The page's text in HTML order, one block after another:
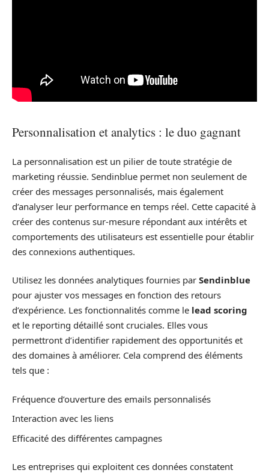
Personnalisation et analytics : le duo gagnant
La personnalisation est un pilier de toute stratégie de
marketing réussie. Sendinblue permet non seulement de
créer des messages personnalisés, mais également
d’analyser leur performance en temps réel. Cette capacité à
créer des contenus sur-mesure répondant aux intérêts et
comportements des utilisateurs est essentielle pour établir
des connexions authentiques.
Utilisez les données analytiques fournies par Sendinblue
pour ajuster vos messages en fonction des retours
d’expérience. Les fonctionnalités comme le lead scoring
et le reporting détaillé sont cruciales. Elles vous
permettront d’identifier rapidement des opportunités et
des domaines à améliorer. Cela comprend des éléments
tels que :
Fréquence d’ouverture des emails personnalisés
Interaction avec les liens
Efficacité des différentes campagnes
Les entreprises qui exploitent ces données constatent